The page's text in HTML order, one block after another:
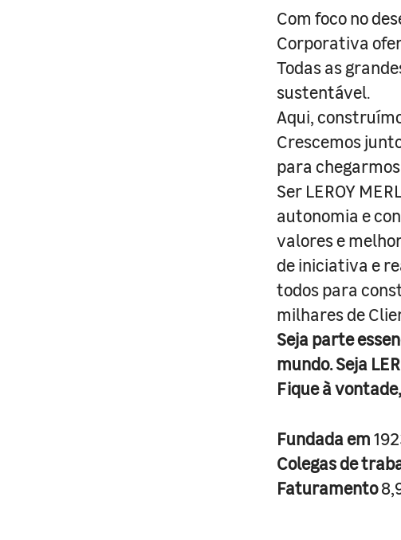
Com foco no
Corporativa
Todas as
sustentável.
Aqui,
Crescemos
para
Ser LEROY
autonomia e
valores e
de iniciativa e
todos para
milhares de
Seja parte
mundo. Seja
Fique à
Fundada em
Colegas de
Faturamento